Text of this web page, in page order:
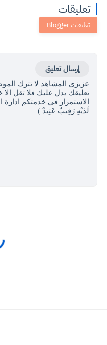
تعليقات
إرسال تعليق
عزيزي المشاهد لا تترك
تعليقك يدل عليك فلا تقل
الاستمرار في خدمتكم
لَدَيْهِ رَقِيبٌ عَتِيدٌ )